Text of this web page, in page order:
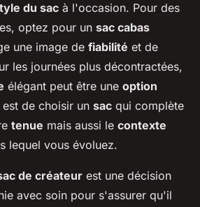
du sac à l'occasion. Pour des
optez pour un sac cabas
une image de fiabilité et de
les journées plus décontractées,
élégant peut être une option
de choisir un sac qui complète
tenue mais aussi le contexte
lequel vous évoluez.
de créateur est une décision
avec soin pour s'assurer qu'il